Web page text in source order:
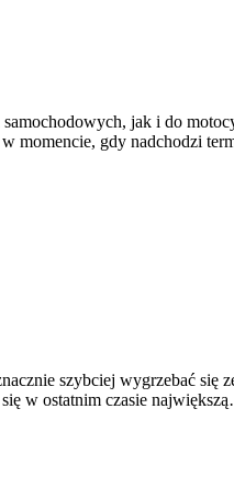
jak i do
momencie, gdy nadchodzi
szybciej wygrzebać się
w ostatnim czasie